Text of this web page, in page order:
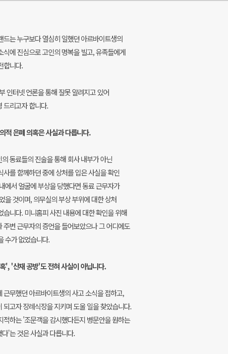
드는 누구보다 열심히 일했던 아르바이트생의
식에 진심으로 고인의 명복을 빌고, 유족들에게
합니다.
인터넷 언론을 통해 잘못 알려지고 있어
드리고자 합니다.
적 은폐 의혹은 사실과 다릅니다.
동료들의 진술을 통해 회사 내부가 아닌
사를 함께하던 중에 상처를 입은 사실을 확인
에서 얼굴에 부상을 당했다면 동료 근무자가
을 것이며, 의무실의 부상 부위에 대한 상처
습니다. 미니홈피 사진 내용에 대한 확인을 위해
주변 근무자의 증언을 들어보았으나 그 어디에도
수가 없었습니다.
', '산재 공방'도 전혀 사실이 아닙니다.
근무했던 아르바이트생의 사고 소식을 접하고,
되고자 장례식장을 지키며 도울 일을 찾았습니다.
적하는 '조문객을 감시했다든지 병문안을 원하는
'는 것은 사실과 다릅니다.